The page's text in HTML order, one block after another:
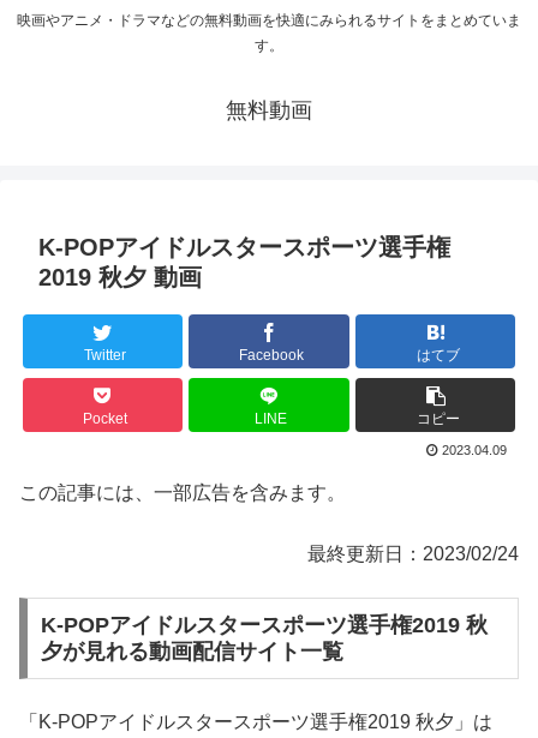
映画やアニメ・ドラマなどの無料動画を快適にみられるサイトをまとめていま
す。
無料動画
K-POPアイドルスタースポーツ選手権
2019 秋夕 動画
Twitter Facebook はてブ
Pocket LINE コピー
2023.04.09
この記事には、一部広告を含みます。
最終更新日：2023/02/24
K-POPアイドルスタースポーツ選手権2019 秋
夕が見れる動画配信サイト一覧
「K-POPアイドルスタースポーツ選手権2019 秋夕」は